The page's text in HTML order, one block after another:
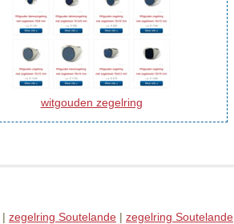
witgouden zegelring
| zegelring Soutelande | zegelring Soutelande